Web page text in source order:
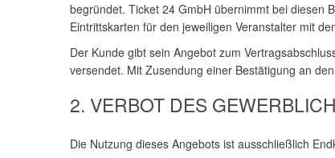
begründet. Ticket 24 GmbH übernimmt bei diesen
Eintrittskarten für den jeweiligen Veranstalter mit
Der Kunde gibt sein Angebot zum
versendet. Mit Zusendung einer Bestätigung an
2. VERBOT DES
Die Nutzung dieses Angebots ist ausschließlich